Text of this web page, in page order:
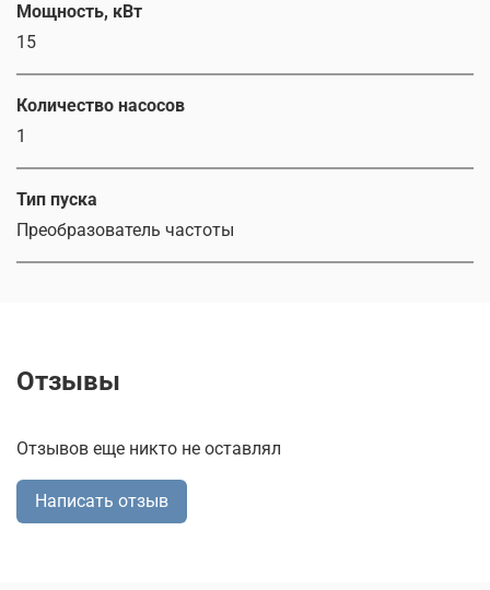
Мощность, кВт
15
Количество насосов
1
Тип пуска
Преобразователь частоты
Отзывы
Отзывов еще никто не оставлял
Написать отзыв